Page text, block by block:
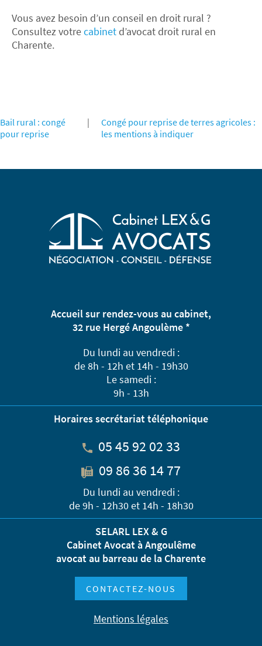
Vous avez besoin d’un conseil en droit rural ?
Consultez votrecabinet d’avocat droit rural en
Charente.
Bail rural : congé
pour reprise
|
Congé pour reprise de terres agricoles :
les mentions à indiquer
Accueil sur rendez-vous au cabinet,
32 rue Hergé Angoulème *
Du lundi au vendredi :
de 8h - 12h et 14h - 19h30
Le samedi :
9h - 13h
Horaires secrétariat téléphonique
05 45 92 02 33
09 86 36 14 77
Du lundi au vendredi :
de 9h - 12h30 et 14h - 18h30
SELARL LEX & G
Cabinet Avocat à Angoulême
avocat au barreau de la Charente
CONTACTEZ-NOUS
Mentions légales